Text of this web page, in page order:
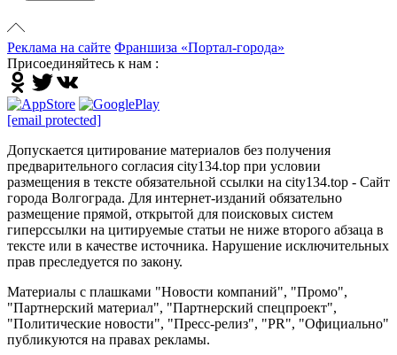
Реклама на сайте Франшиза «Портал-города»
Присоединяйтесь к нам :
[email protected]
Допускается цитирование материалов без получения
предварительного согласия city134.top при условии
размещения в тексте обязательной ссылки на city134.top - Сайт
города Волгограда. Для интернет-изданий обязательно
размещение прямой, открытой для поисковых систем
гиперссылки на цитируемые статьи не ниже второго абзаца в
тексте или в качестве источника. Нарушение исключительных
прав преследуется по закону.
Материалы с плашками "Новости компаний", "Промо",
"Партнерский материал", "Партнерский спецпроект",
"Политические новости", "Пресс-релиз", "PR", "Официально"
публикуются на правах рекламы.